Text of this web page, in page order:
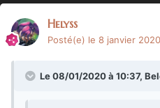
Helyss
Posté(e) le 8 janvier 2020
Le 08/01/2020 à 10:37,